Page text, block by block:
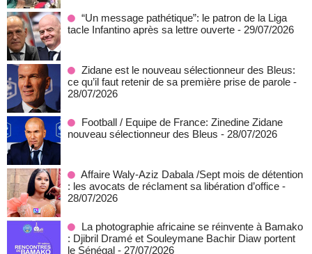
“Un message pathétique”: le patron de la Liga
tacle Infantino après sa lettre ouverte - 29/07/2026
Zidane est le nouveau sélectionneur des Bleus:
ce qu’il faut retenir de sa première prise de parole -
28/07/2026
Football / Equipe de France: Zinedine Zidane
nouveau sélectionneur des Bleus - 28/07/2026
Affaire Waly-Aziz Dabala /Sept mois de détention
: les avocats de réclament sa libération d’office -
28/07/2026
La photographie africaine se réinvente à Bamako
: Djibril Dramé et Souleymane Bachir Diaw portent
le Sénégal - 27/07/2026